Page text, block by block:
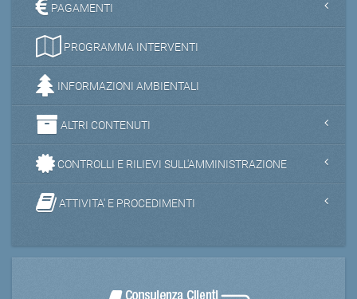
PAGAMENTI
PROGRAMMA INTERVENTI
INFORMAZIONI AMBIENTALI
ALTRI CONTENUTI
CONTROLLI E RILIEVI SULL'AMMINISTRAZIONE
ATTIVITA' E PROCEDIMENTI